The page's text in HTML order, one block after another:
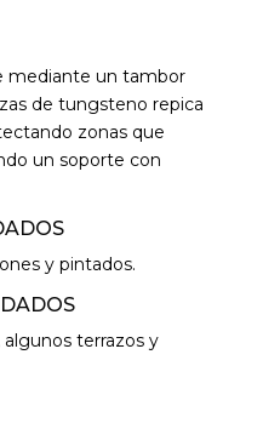
mediante un tambor
de tungsteno repica
zonas que
un soporte con
y pintados.
terrazos y